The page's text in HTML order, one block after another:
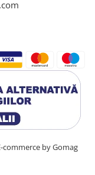
commerce by Gomag